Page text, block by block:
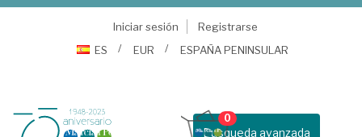
Iniciar sesión
Registrarse
ES
EUR ESPAÑA PENINSULAR
Busqueda avanzada
0